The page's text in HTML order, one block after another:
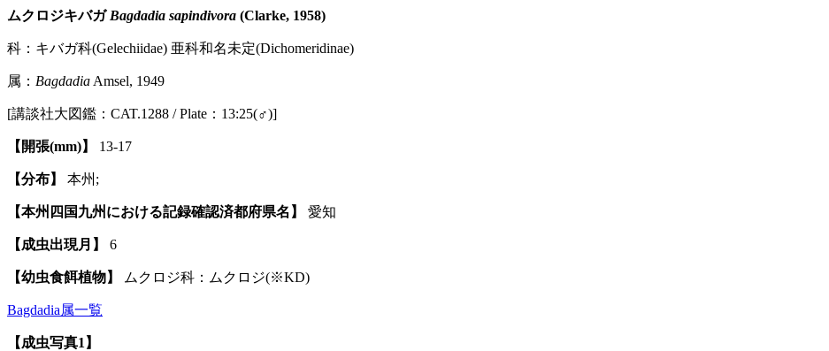
ムクロジキバガ Bagdadia sapindivora (Clarke, 1958)
科：キバガ科(Gelechiidae) 亜科和名未定(Dichomeridinae)
属： Bagdadia Amsel, 1949
[講談社大図鑑：CAT.1288 / Plate：13:25(♂)]
【開張(mm)】 13-17
【分布】 本州;
【本州四国九州における記録確認済都府県名】 愛知
【成虫出現月】 6
【幼虫食餌植物】 ムクロジ科：ムクロジ(※KD)
Bagdadia属一覧
【成虫写真1】